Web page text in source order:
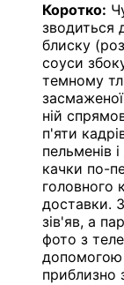
Коротко:
зводиться
блиску
соуси
темному
ній
п'яти
пельменів
качки по-
головного
доставки.
зів'яв, а
фото з
допомогою
приблизно